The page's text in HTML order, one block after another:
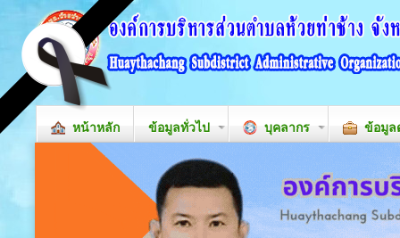
หน้าหลัก ข้อมูลทั่วไป บุคลากร ข้อมูล